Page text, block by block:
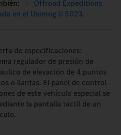
Offroad Expeditions
en el Unimog U 5023.
de especificaciones:
regulador de presión de
de elevación de 4 puntos
o llantas. El panel de control
de este vehículo especial se
la pantalla táctil de un